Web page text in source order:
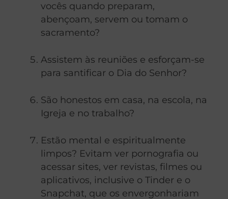
vocês quando preparam,
abençoam, servem ou tomam o
sacramento?
Assistem às reuniões e esforçam-se
para santificar o Dia do Senhor?
São honestos em casa, na escola, na
Igreja e no trabalho?
Estão mental e espiritualmente
limpos? Evitam ver pornografia ou
acessar sites, ver revistas, filmes ou
aplicativos, inclusive o Tinder e o
Snapchat, que os envergonhariam